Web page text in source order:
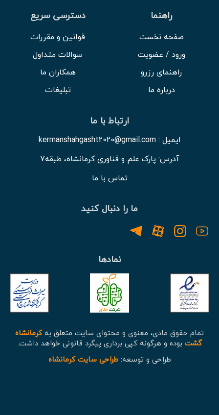
راهنما
صفحه نخست
ورود / عضویت
راهنمای رزرو
درباره ما
دسترسی سریع
قوانین و مقررات
سوالات متداول
همکاران ما
تبلیغات
ارتباط با ما
ایمیل : kermanshahgasht2020@gmail.com
آدرس: پارک علم و فناوری کرمانشاه، طبقه7
تماس با ما
ما را دنبال کنید
نمادها
تمام حقوق مادی، معنوی و محتوای سایت متعلق بهکرمانشاه
گشت بوده و هرگونه کپی برداری پیگرد قانونی خواهد داشت.
طراحی و توسعه:طراحی سایت کرمانشاه